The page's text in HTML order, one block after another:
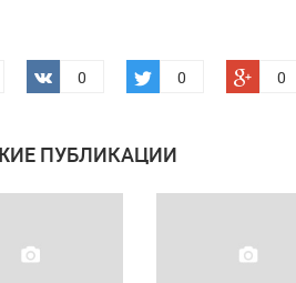
0 0 0
ПУБЛИКАЦИИ